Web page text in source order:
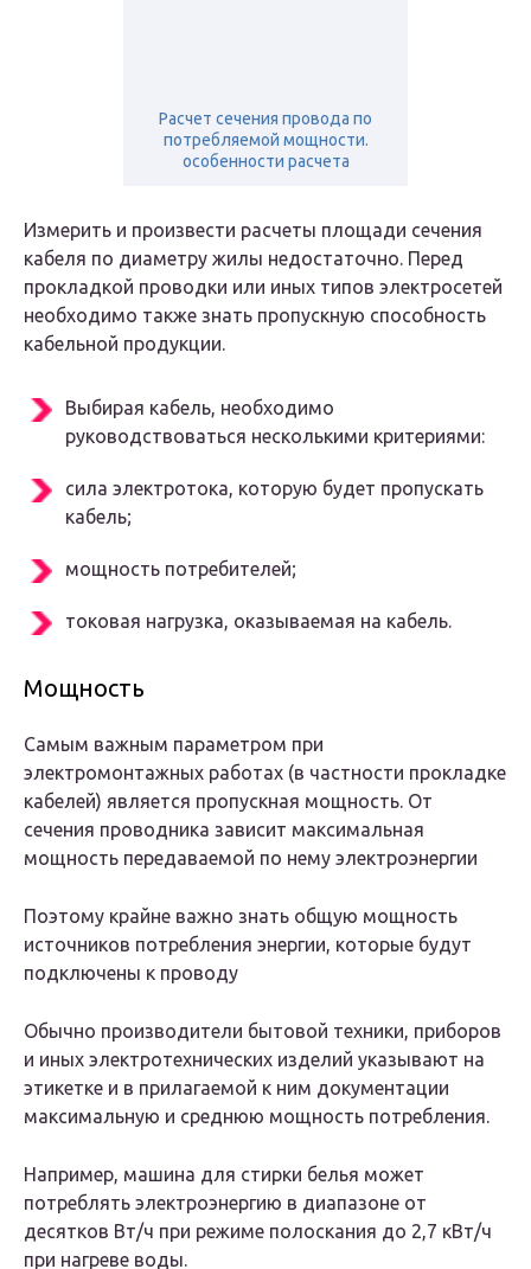
Расчет сечения провода по
потребляемой мощности.
особенности расчета
Измерить и произвести расчеты площади сечения
кабеля по диаметру жилы недостаточно. Перед
прокладкой проводки или иных типов электросетей
необходимо также знать пропускную способность
кабельной продукции.
Выбирая кабель, необходимо
руководствоваться несколькими критериями:
сила электротока, которую будет пропускать
кабель;
мощность потребителей;
токовая нагрузка, оказываемая на кабель.
Мощность
Самым важным параметром при
электромонтажных работах (в частности прокладке
кабелей) является пропускная мощность. От
сечения проводника зависит максимальная
мощность передаваемой по нему электроэнергии
Поэтому крайне важно знать общую мощность
источников потребления энергии, которые будут
подключены к проводу
Обычно производители бытовой техники, приборов
и иных электротехнических изделий указывают на
этикетке и в прилагаемой к ним документации
максимальную и среднюю мощность потребления.
Например, машина для стирки белья может
потреблять электроэнергию в диапазоне от
десятков Вт/ч при режиме полоскания до 2,7 кВт/ч
при нагреве воды.